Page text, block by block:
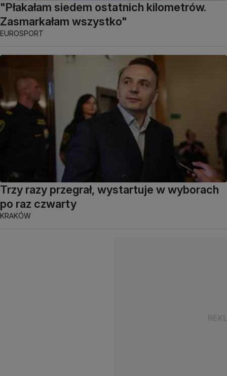
"Płakałam siedem ostatnich kilometrów.
Zasmarkałam wszystko"
EUROSPORT
Trzy razy przegrał, wystartuje w wyborach
po raz czwarty
KRAKÓW